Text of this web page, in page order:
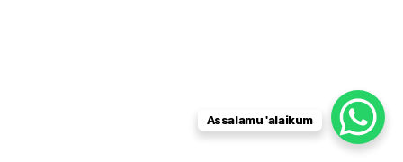
Assalamu 'alaikum